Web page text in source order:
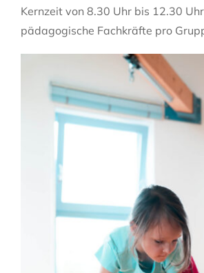
Kernzeit von 8.30 Uhr bis 12.30
pädagogische Fachkräfte pro